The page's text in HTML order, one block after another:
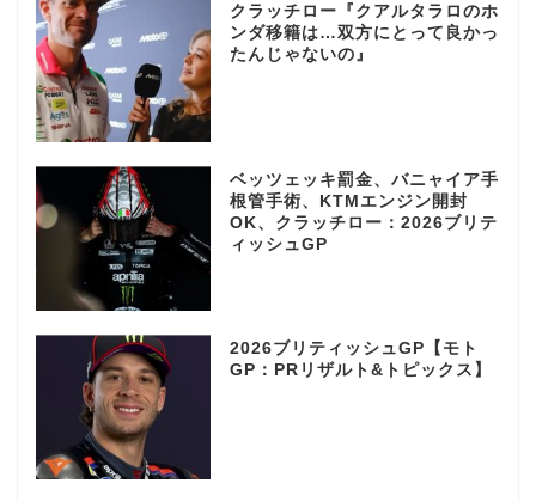
クラッチロー『クアルタラロのホ
ンダ移籍は…双方にとって良かっ
たんじゃないの』
ベッツェッキ罰金、バニャイア手
根管手術、KTMエンジン開封
OK、クラッチロー：2026ブリテ
ィッシュGP
2026ブリティッシュGP【モト
GP：PRリザルト&トピックス】